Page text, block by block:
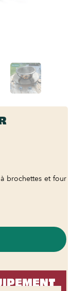
brochettes et four